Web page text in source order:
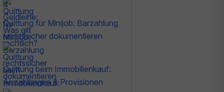
Quittung für Minijob: Barzahlung
rechtssicher dokumentieren
Quittung beim Immobilienkauf:
Anzahlungen & Provisionen